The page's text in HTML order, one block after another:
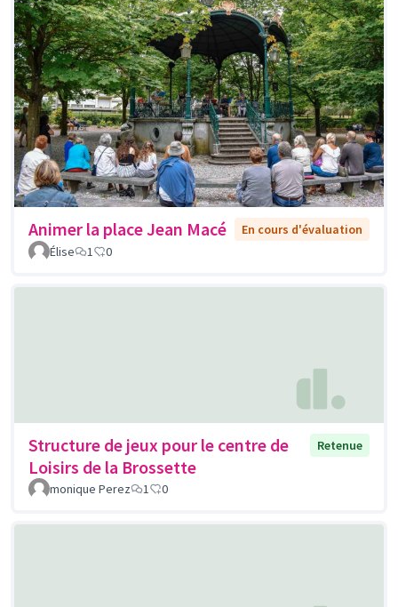
Animer la place Jean Macé
En cours d'évaluation
Élise
1 0
Structure de jeux pour le centre de
Loisirs de la Brossette
Retenue
monique Perez 1 0